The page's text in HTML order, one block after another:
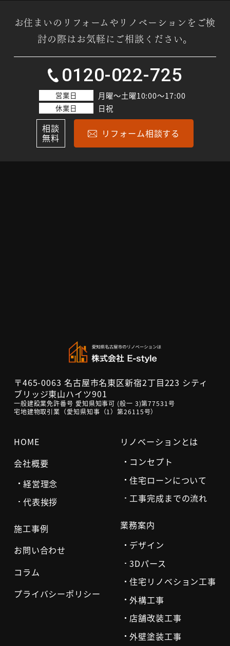
お住まいのリフォームやリノベーションをご検
討の際はお気軽にご相談ください。
0120-022-725
営業日 月曜～土曜10:00～17:00
休業日 日祝
相談
無料 リフォーム相談する
〒465-0063 名古屋市名東区新宿2丁目223 シティ
ブリッジ東山ハイツ901
一般建設業免許番号 愛知県知事可 (般一 3)第77531号
宅地建物取引業（愛知県知事（1）第26115号）
HOME
会社概要
経営理念
代表挨拶
施工事例
お問い合わせ
コラム
プライバシーポリシー
リノベーションとは
コンセプト
住宅ローンについて
工事完成までの流れ
業務案内
デザイン
3Dパース
住宅リノベション工事
外構工事
店舗改装工事
外壁塗装工事